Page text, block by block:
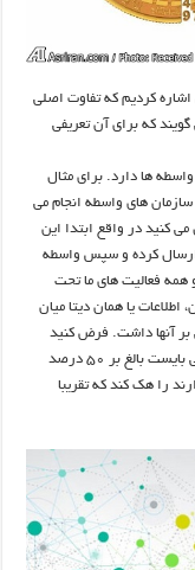
کردیم که تفاوت اصلی
گویند که برای آن تعریفی
واسطه ها دارد. برای مثال
های واسطه انجام می
می کنید در واقع ابتدا این
ارسال کرده و سپس واسطه
همه فعالیت های ما تحت
اطلاعات یا همان دیتا میان
بر آنها داشت. فرض کنید
کند که برای این کار می بایست بالغ بر 50 درصد
را هک کند که تقریبا